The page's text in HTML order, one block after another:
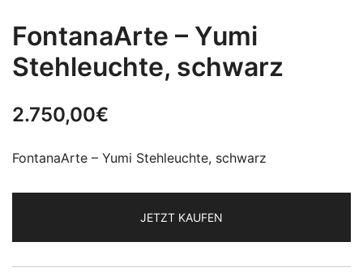
FontanaArte – Yumi
Stehleuchte, schwarz
2.750,00€
FontanaArte – Yumi Stehleuchte, schwarz
JETZT KAUFEN